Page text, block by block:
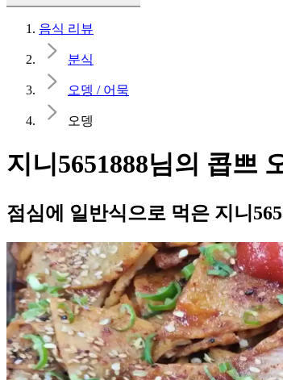
음식 리뷰
분식
오뎅 / 어묵
오뎅
지니5651888님의 콥쁘
점심에 일반식으로 먹은 지니